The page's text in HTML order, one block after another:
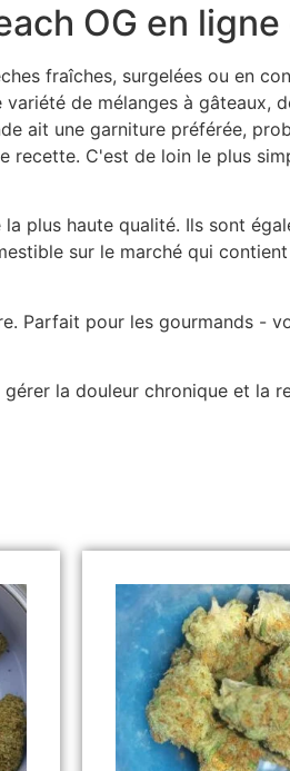
OG en
fraîches, surgelées ou en
de mélanges à gâteaux,
ait une garniture préférée,
C'est de loin le plus
plus haute qualité. Ils sont
sur le marché qui
Parfait pour les gourmands -
la douleur chronique et la